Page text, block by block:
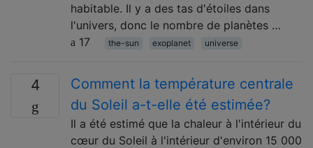
habitable. Il y a des tas d'étoiles dans
l'univers, donc le nombre de planètes …
17
the-sun exoplanet universe
4
Comment la température centrale
du Soleil a-t-elle été estimée?
Il a été estimé que la chaleur à l'intérieur du
cœur du Soleil à l'intérieur d'environ 15 000